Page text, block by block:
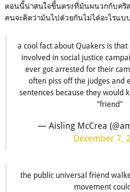
ตอนนี้น่าสนใจขึ้นตรงที่มันผนวกกับคริ
คนจะคิดว่ามันไปด้วยกันไม่ได้อะไรแบ
a cool fact about Quakers is
involved in social justice
ever got arrested for their
often piss off the judges and
sentences because they would
"friend"
— Aisling McCrea
December 7,
the public universal friend
movement